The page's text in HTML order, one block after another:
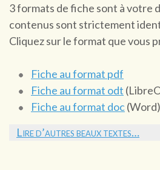
3 formats de fiche sont à votre
contenus sont strictement
Cliquez sur le format que vous
Fiche au format pdf
Fiche au format odt
Fiche au format doc(Word)
Lire d’autres beaux textes…